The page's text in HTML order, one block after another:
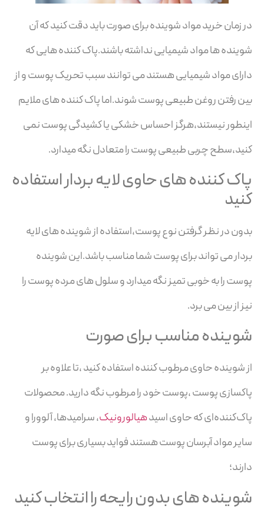
در زمان خرید مواد شوینده برای صورت باید دقت کنید که آن
شوینده ها مواد شیمیایی نداشته باشند.پاک کننده هایی که
دارای مواد شیمیایی هستند می توانند سبب تحریک پوست و از
بین رفتن روغن طبیعی پوست شوند.اما پاک کننده های ملایم
اینطور نیستند،هرگز احساس خشکی یا کشیدگی پوست نمی
کنید،سطح چربی طبیعی پوست را متعادل نگه میدارد.
پاک کننده های حاوی لایه بردار استفاده
کنید
بدون در نظر گرفتن نوع پوست،استفاده از شوینده های لایه
بردار می تواند برای پوست شما مناسب باشد.این شوینده
پوست را به خوبی تمیز نگه میدارد و سلول های مرده پوست را
نیز از بین می برد.
شوینده مناسب برای صورت
از شوینده حاوی مرطوب کننده استفاده کنید ،تا علاوه بر
پاکسازی پوست ،پوست خود را مرطوب نگه دارید. محصولات
پاک‌کننده‌ای که حاوی اسیدهیالورونیک، سرامیدها، آلوورا و
سایر مواد آبرسان پوست هستند فواید بسیاری برای پوست
دارند؛
شوینده های بدون رایحه را انتخاب کنید